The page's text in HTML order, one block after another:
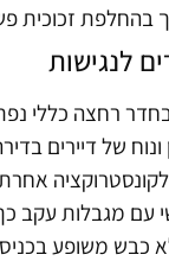
זכוכית פשוטה
לנגישות
רחצה כללי
ונוח של דיירים
אחרת (1000
עם מגבלות עקב
כבש משופע